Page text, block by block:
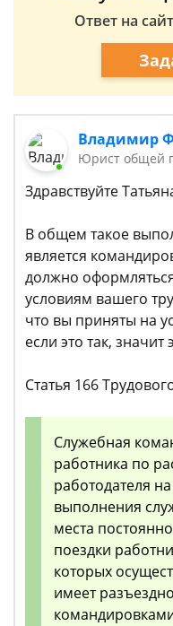
Ответ на
Владимир
Юрист общей
Здравствуйте
В общем такое
является
должно
условиям вашего
что вы приняты на
если это так,
Статья 166
Служебная
работника по
работодателя
выполнения
места
поездки
которых
имеет